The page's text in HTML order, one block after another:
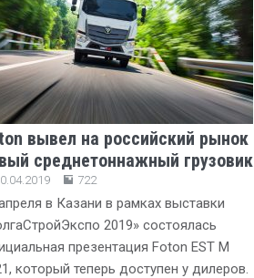
вывел на российский рынок
среднетоннажный грузовик
722
в Казани в рамках выставки
2019» состоялась
презентация Foton EST M
который теперь доступен у дилеров.